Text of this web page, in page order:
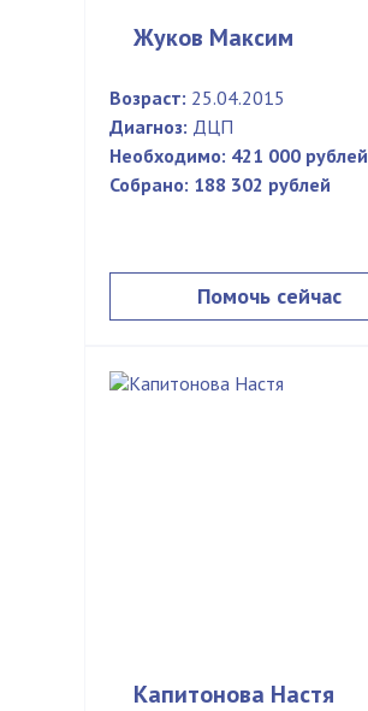
Жуков Максим
Возраст: 25.04.2015
Диагноз: ДЦП
Необходимо: 421 000 рублей
Собрано: 188 302 рублей
Помочь сейчас
Капитонова Настя